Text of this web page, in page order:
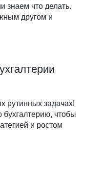
знаем что делать.
другом и
рутинных задачах!
чтобы
и ростом